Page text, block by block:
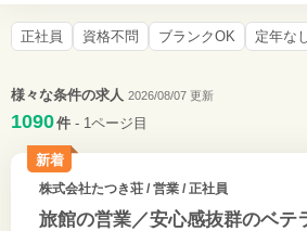
正社員 資格不問 ブランクOK 定年な
様々な条件の求人 2026/08/07 更新
1090件 - 1ページ目
新着
株式会社たつき荘/ 営業 / 正社員
旅館の営業／安心感抜群のベテ